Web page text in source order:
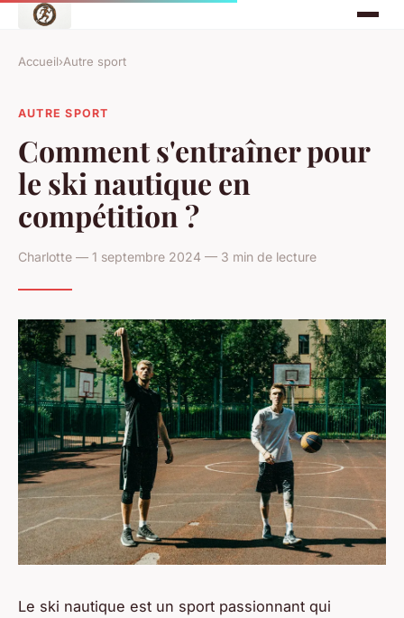
Accueil›Autre sport
AUTRE SPORT
Comment s'entraîner pour
le ski nautique en
compétition ?
Charlotte — 1 septembre 2024 — 3 min de lecture
Le ski nautique est un sport passionnant qui